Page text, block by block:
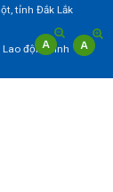
tỉnh Đắk Lắk
động tỉnh